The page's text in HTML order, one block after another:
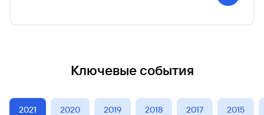
Ключевые события
2021 2020 2019 2018 2017 2015